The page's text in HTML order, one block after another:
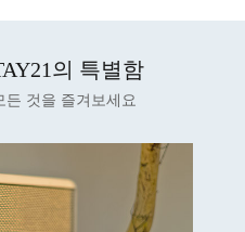
의 특별함
든 것을 즐겨보세요